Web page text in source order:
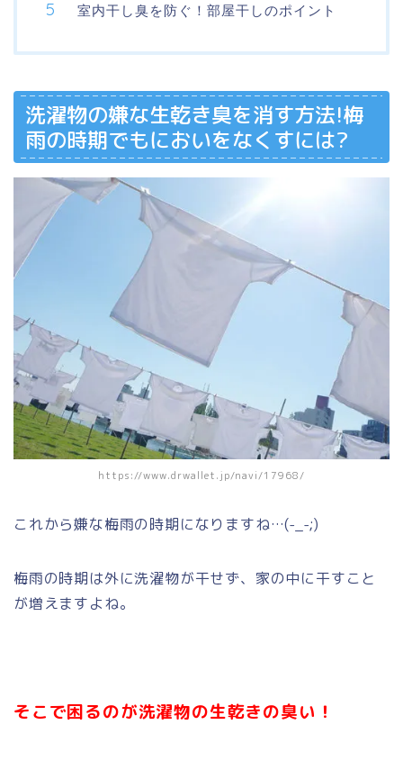
室内干し臭を防ぐ！部屋干しのポイント
洗濯物の嫌な生乾き臭を消す方法!梅
雨の時期でもにおいをなくすには?
https://www.drwallet.jp/navi/17968/
これから嫌な梅雨の時期になりますね…(-_-;)
梅雨の時期は外に洗濯物が干せず、家の中に干すこと
が増えますよね。
そこで困るのが洗濯物の生乾きの臭い！